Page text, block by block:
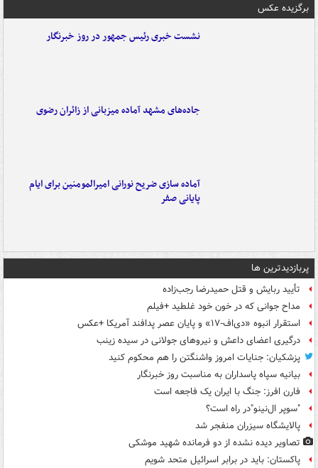
برگزیده عکس
نشست خبری رئیس جمهور در روز خبرنگار
جاده‌های مشهد آماده میزبانی از زائران رضوی
آماده سازی ضریح نورانی امیرالمومنین برای ایام
پایانی صفر
پربازدیدترین ها
تأیید ربایش و قتل حمیدرضا رجب‌زاده
مداح جوانی که در خون خود غلطید +فیلم
استقرار انبوه «دی‌اف‑۱۷» و پایان عصر پدافند آمریکا +عکس
درگیری اعضای داعش و نیروهای جولانی در سیده زینب
پزشکیان: جنایات امروز واشنگتن را هم محکوم کنید
بیانیه سپاه پاسداران به مناسبت روز خبرنگار
فارن افرز: جنگ با ایران یک فاجعه است
"سوپر ال‌نینو"در راه است؟
پالایشگاه سیزران منفجر شد
تصاویر دیده‌ نشده از دو فرمانده شهید موشکی
پاکستان: باید در برابر اسرائیل متحد شویم